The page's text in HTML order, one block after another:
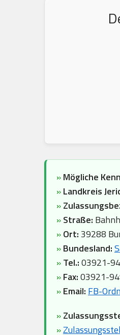
»Mögliche
»Landkreis
»
»Straße:
»Ort:39288
»Bundesland:
»Tel.:03921-
»Fax:03921-
»Email: FB-
»
»